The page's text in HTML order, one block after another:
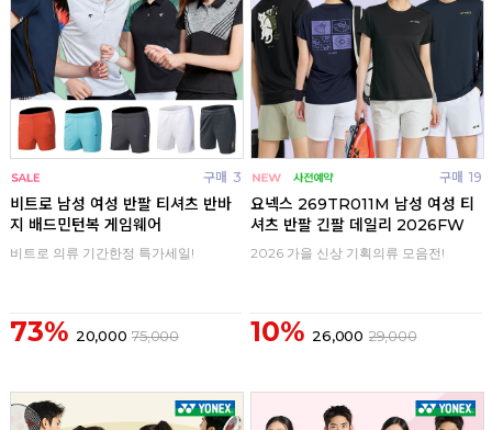
구매 3
비트로 남성 여성 반팔 티셔츠 반바
지 배드민턴복 게임웨어
비트로 의류 기간한정 특가세일!
73% 20,000 75,000
구매 19
요넥스 269TR011M 남성 여성 티
셔츠 반팔 긴팔 데일리 2026FW
2026 가을 신상 기획의류 모음전!
10% 26,000 29,000